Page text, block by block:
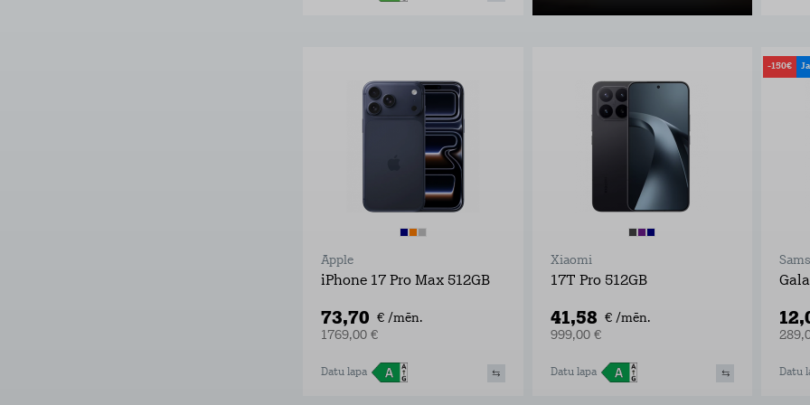
Apple
iPhone 17 Pro Max 512GB
73,70 € /mēn.
1769,00 €
Datu lapa
Xiaomi
17T Pro 512GB
41,58 € /mēn.
999,00 €
Datu lapa
-150€
Datu